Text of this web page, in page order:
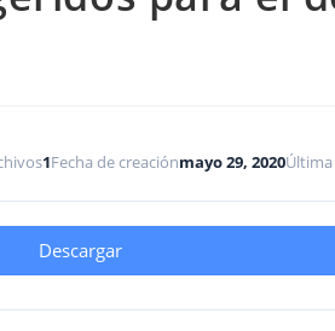
1Fecha de creaciónmayo 29, 2020
Descargar